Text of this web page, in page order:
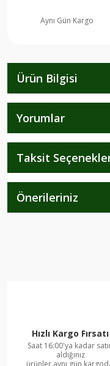
Aynı Gün Kargo
Ürün Bilgisi
Yorumlar
Taksit
Önerileriniz
Hızlı Kargo Fırsatı
Saat 16:00'ya kadar
aldığınız
ürünler aynı gün